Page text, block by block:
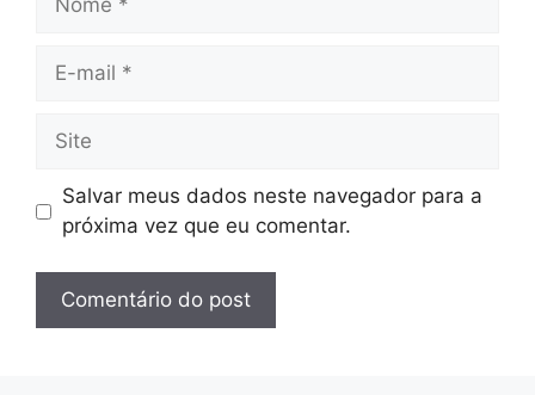
Site
Salvar meus dados neste navegador para a
próxima vez que eu comentar.